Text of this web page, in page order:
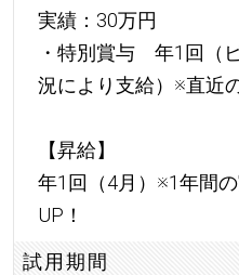
実績：30万円
・特別賞与 年1回（
況により支給）※直近
【昇給】
年1回（4月）※1年間
UP！
試用期間